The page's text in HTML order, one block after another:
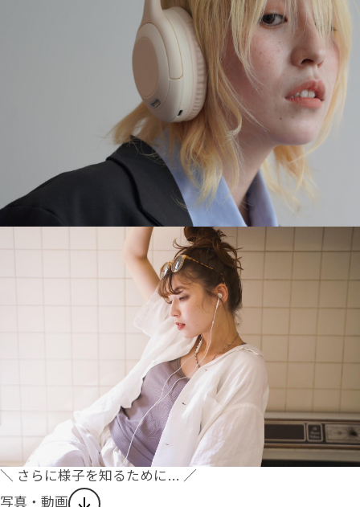
＼ さらに様子を知るために… ／